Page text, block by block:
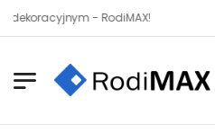
- RodiMAX!